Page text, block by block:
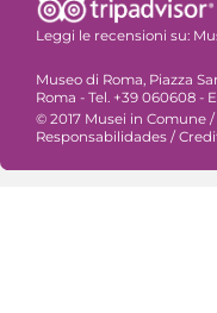
Leggi le recensioni su:
Museo di Roma, Piazza
Roma - Tel. +39 060608
© 2017 Musei in Comune /
Responsabilidades /